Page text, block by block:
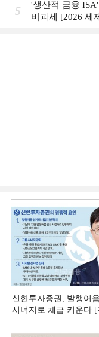
5
'생산적 금융
비과세 [2026 세
신한투자증권, 발행어
시너지로 체급 키운다 [